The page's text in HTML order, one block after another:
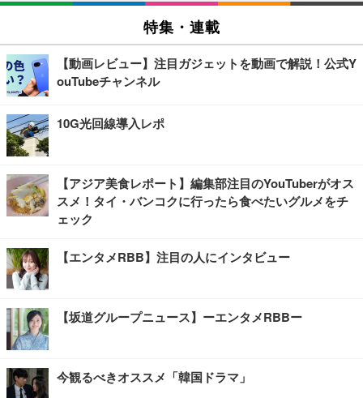
特集・連載
【動画レビュー】注目ガジェットを動画で解説！公式Y
ouTubeチャンネル
10G光回線導入レポ
【アジア美食レポート】編集部注目のYouTuberがオス
スメ！タイ・バンコクに行ったら食べたいグルメをチ
ェック
【エンタメRBB】注目の人にインタビュー
【坂道グループニュース】ーエンタメRBBー
今観るべきオススメ「韓国ドラマ」